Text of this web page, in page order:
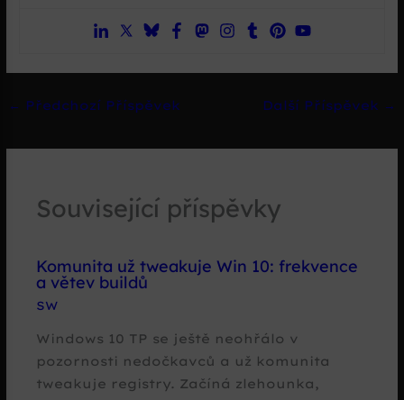
← Předchozí Příspěvek Další Příspěvek →
Související příspěvky
Komunita už tweakuje Win 10: frekvence
a větev buildů
SW
Windows 10 TP se ještě neohřálo v
pozornosti nedočkavců a už komunita
tweakuje registry. Začíná zlehounka,